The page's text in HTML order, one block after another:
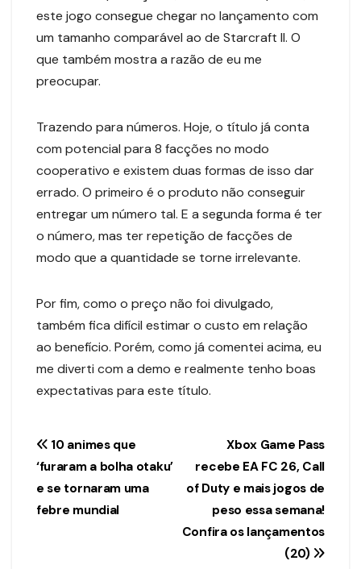
este jogo consegue chegar no lançamento com
um tamanho comparável ao de Starcraft II. O
que também mostra a razão de eu me
preocupar.
Trazendo para números. Hoje, o título já conta
com potencial para 8 facções no modo
cooperativo e existem duas formas de isso dar
errado. O primeiro é o produto não conseguir
entregar um número tal. E a segunda forma é ter
o número, mas ter repetição de facções de
modo que a quantidade se torne irrelevante.
Por fim, como o preço não foi divulgado,
também fica difícil estimar o custo em relação
ao benefício. Porém, como já comentei acima, eu
me diverti com a demo e realmente tenho boas
expectativas para este título.
Navegação
de
Post
Xbox Game Pass
recebe EA FC 26, Call
of Duty e mais jogos de
peso essa semana!
Confira os lançamentos
(20)
10 animes que
‘furaram a bolha otaku’
e se tornaram uma
febre mundial